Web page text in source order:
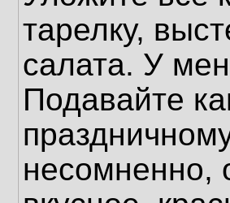
тарелку,
салата. У
Подавайте
несомненно,